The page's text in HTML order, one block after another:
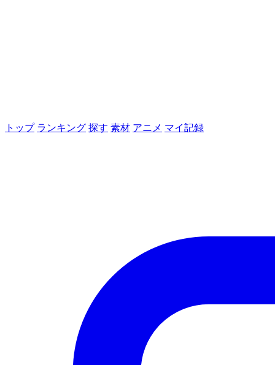
トップ ランキング 探す 素材 アニメ マイ記録